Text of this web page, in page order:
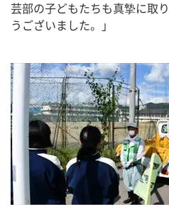
芸部の子どもたちも真摯に取
うございました。」